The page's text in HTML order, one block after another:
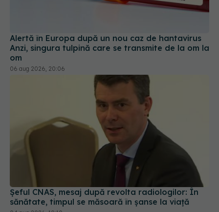
Alertă în Europa după un nou caz de hantavirus
om
06 aug 2026, 20:06
Șeful CNAS, mesaj după revolta radiologilor: În
sănătate, timpul se măsoară în șanse la viață
04 aug 2026, 10:10